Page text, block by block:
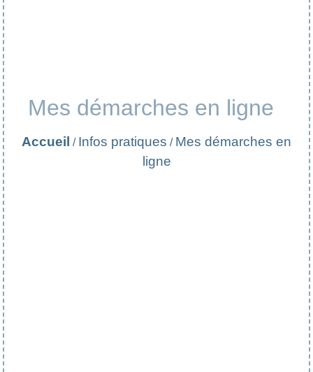
Mes démarches en ligne
Accueil / Infos pratiques / Mes démarches en
ligne